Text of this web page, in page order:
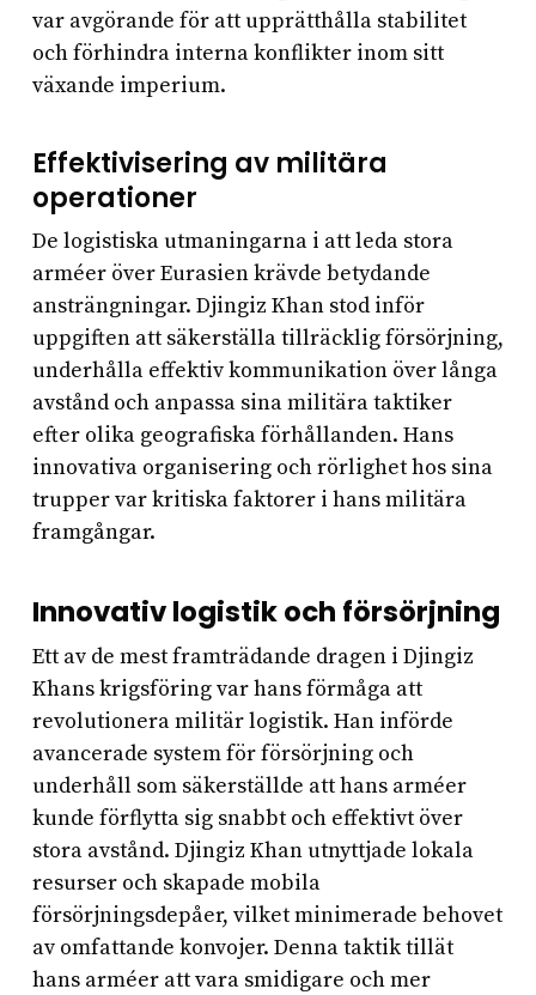
var avgörande för att upprätthålla stabilitet
och förhindra interna konflikter inom sitt
växande imperium.
Effektivisering av militära
operationer
De logistiska utmaningarna i att leda stora
arméer över Eurasien krävde betydande
ansträngningar. Djingiz Khan stod inför
uppgiften att säkerställa tillräcklig försörjning,
underhålla effektiv kommunikation över långa
avstånd och anpassa sina militära taktiker
efter olika geografiska förhållanden. Hans
innovativa organisering och rörlighet hos sina
trupper var kritiska faktorer i hans militära
framgångar.
Innovativ logistik och försörjning
Ett av de mest framträdande dragen i Djingiz
Khans krigsföring var hans förmåga att
revolutionera militär logistik. Han införde
avancerade system för försörjning och
underhåll som säkerställde att hans arméer
kunde förflytta sig snabbt och effektivt över
stora avstånd. Djingiz Khan utnyttjade lokala
resurser och skapade mobila
försörjningsdepåer, vilket minimerade behovet
av omfattande konvojer. Denna taktik tillät
hans arméer att vara smidigare och mer